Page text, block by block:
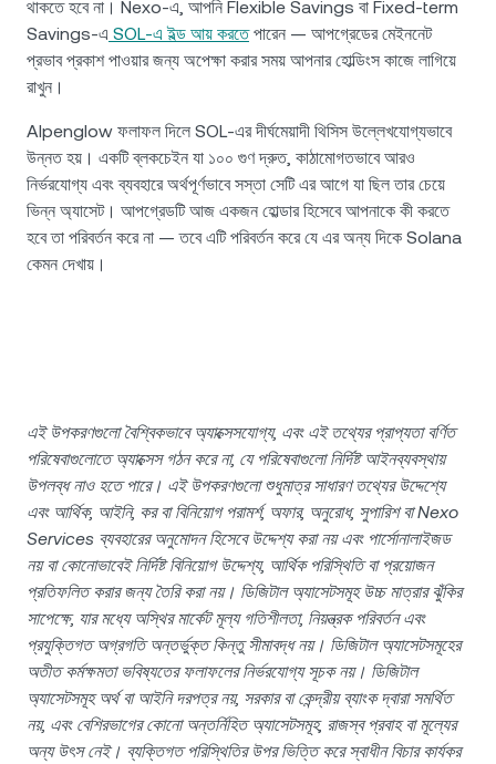
থাকতে হবে না। Nexo-এ, আপনি Flexible Savings বা Fixed-term
Savings-এ SOL-এ ইল্ড আয় করতেপারেন — আপগ্রেডের মেইননেট
প্রভাব প্রকাশ পাওয়ার জন্য অপেক্ষা করার সময় আপনার হোল্ডিংস কাজে লাগিয়ে
রাখুন।
Alpenglow ফলাফল দিলে SOL-এর দীর্ঘমেয়াদী থিসিস উল্লেখযোগ্যভাবে
উন্নত হয়। একটি ব্লকচেইন যা ১০০ গুণ দ্রুত, কাঠামোগতভাবে আরও
নির্ভরযোগ্য এবং ব্যবহারে অর্থপূর্ণভাবে সস্তা সেটি এর আগে যা ছিল তার চেয়ে
ভিন্ন অ্যাসেট। আপগ্রেডটি আজ একজন হোল্ডার হিসেবে আপনাকে কী করতে
হবে তা পরিবর্তন করে না — তবে এটি পরিবর্তন করে যে এর অন্য দিকে Solana
কেমন দেখায়।
এই উপকরণগুলো বৈশ্বিকভাবে অ্যাক্সেসযোগ্য, এবং এই তথ্যের প্রাপ্যতা বর্ণিত
পরিষেবাগুলোতে অ্যাক্সেস গঠন করে না, যে পরিষেবাগুলো নির্দিষ্ট আইনব্যবস্থায়
উপলব্ধ নাও হতে পারে। এই উপকরণগুলো শুধুমাত্র সাধারণ তথ্যের উদ্দেশ্যে
এবং আর্থিক, আইনি, কর বা বিনিয়োগ পরামর্শ, অফার, অনুরোধ, সুপারিশ বা Nexo
Services ব্যবহারের অনুমোদন হিসেবে উদ্দেশ্য করা নয় এবং পার্সোনালাইজড
নয় বা কোনোভাবেই নির্দিষ্ট বিনিয়োগ উদ্দেশ্য, আর্থিক পরিস্থিতি বা প্রয়োজন
প্রতিফলিত করার জন্য তৈরি করা নয়। ডিজিটাল অ্যাসেটসমূহ উচ্চ মাত্রার ঝুঁকির
সাপেক্ষে, যার মধ্যে অস্থির মার্কেট মূল্য গতিশীলতা, নিয়ন্ত্রক পরিবর্তন এবং
প্রযুক্তিগত অগ্রগতি অন্তর্ভুক্ত কিন্তু সীমাবদ্ধ নয়। ডিজিটাল অ্যাসেটসমূহের
অতীত কর্মক্ষমতা ভবিষ্যতের ফলাফলের নির্ভরযোগ্য সূচক নয়। ডিজিটাল
অ্যাসেটসমূহ অর্থ বা আইনি দরপত্র নয়, সরকার বা কেন্দ্রীয় ব্যাংক দ্বারা সমর্থিত
নয়, এবং বেশিরভাগের কোনো অন্তর্নিহিত অ্যাসেটসমূহ, রাজস্ব প্রবাহ বা মূল্যের
অন্য উৎস নেই। ব্যক্তিগত পরিস্থিতির উপর ভিত্তি করে স্বাধীন বিচার কার্যকর